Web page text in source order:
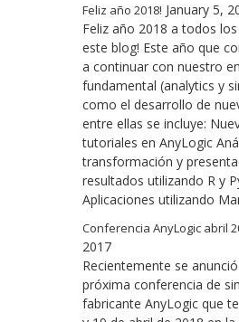
Feliz año 2018! January 5,
Feliz año 2018 a todos
este blog! Este año que
a continuar con nuestro
fundamental (analytics y
como el desarrollo de
entre ellas se incluye:
tutoriales en AnyLogic
transformación y
resultados utilizando R y
Aplicaciones utilizando
Conferencia AnyLogic abril
2017
Recientemente se
próxima conferencia de
fabricante AnyLogic que